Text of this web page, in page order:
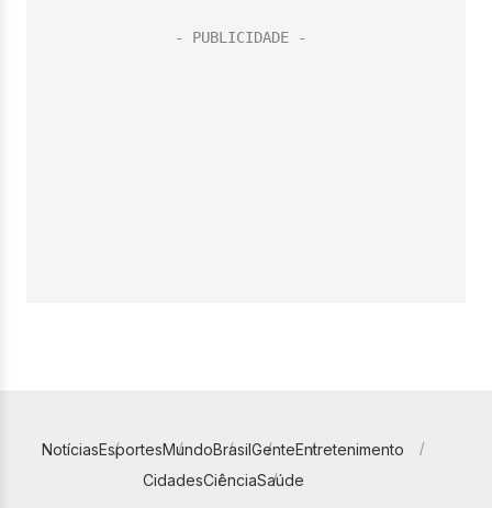
NotíciasEsportesMundoBrasilGenteEntretenimento
CidadesCiênciaSaúde